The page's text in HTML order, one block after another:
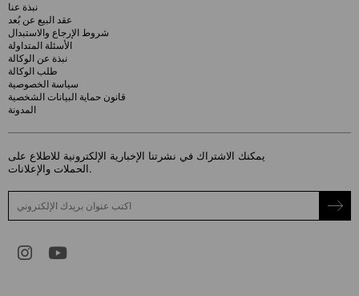
نبذة عنا
عقد البيع عن بُعد
شروط الإرجاع والاستبدال
الأسئلة المتداولة
نبذة عن الوكالة
طلب الوكالة
سياسة الخصوصية
قانون حماية البيانات الشخصية
المدونة
يمكنك الاشتراك في نشرتنا الإخبارية الإلكترونية للاطلاع على
الحملات والإعلانات.